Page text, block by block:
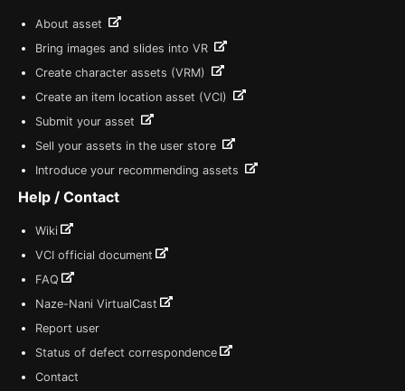
About asset
Bring images and slides into VR
Create character assets (VRM)
Create an item location asset (VCI)
Submit your asset
Sell your assets in the user store
Introduce your recommending assets
Help / Contact
Wiki
VCI official document
FAQ
Naze-Nani VirtualCast
Report user
Status of defect correspondence
Contact